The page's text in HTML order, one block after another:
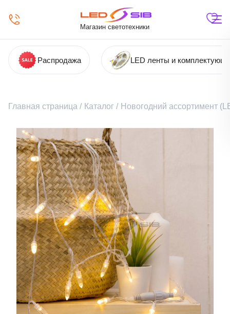
Магазин светотехники
Распродажа LED ленты и
Главная страница / Каталог / Новогодний ассортимент